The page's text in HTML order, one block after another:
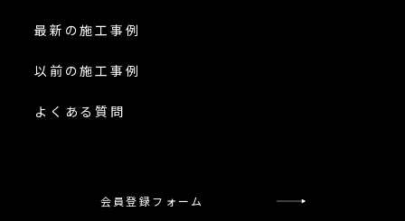
最新の施工事例
以前の施工事例
よくある質問
会員登録フォーム